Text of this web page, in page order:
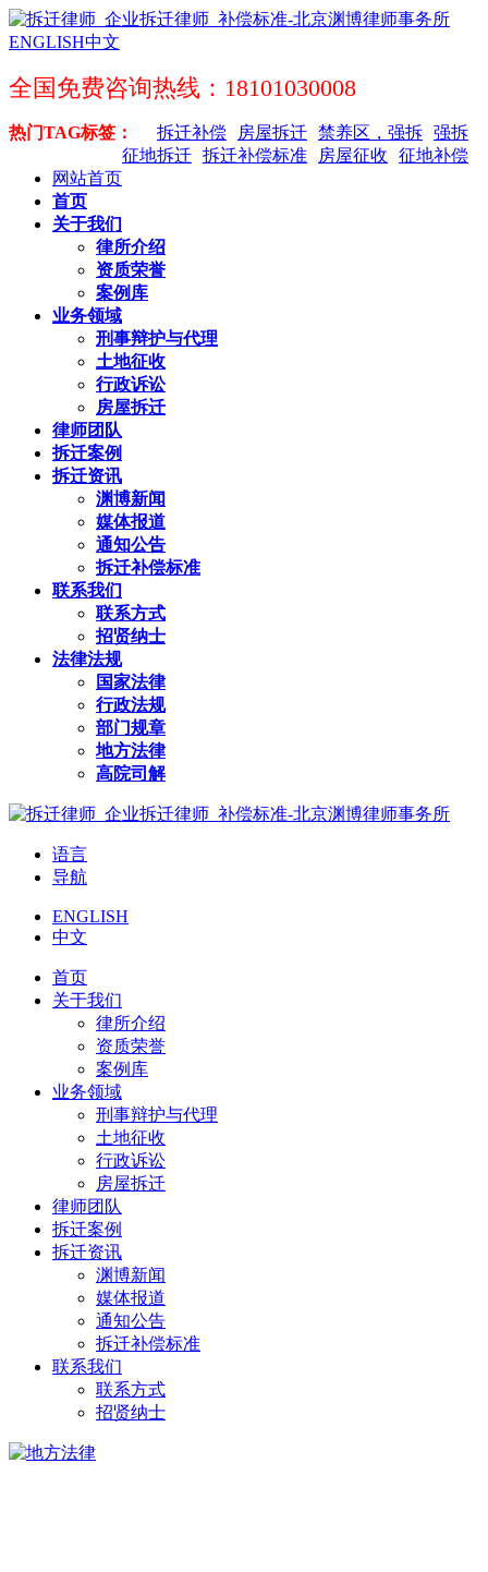
ENGLISH中文
全国免费咨询热线：18101030008
热门TAG标签： 强拆
禁养区，强拆
房屋拆迁
拆迁补偿
征地补偿
房屋征收
拆迁补偿标准
征地拆迁
网站首页
首页
关于我们
律所介绍
资质荣誉
案例库
业务领域
刑事辩护与代理
土地征收
行政诉讼
房屋拆迁
律师团队
拆迁案例
拆迁资讯
渊博新闻
媒体报道
通知公告
拆迁补偿标准
联系我们
联系方式
招贤纳士
法律法规
国家法律
行政法规
部门规章
地方法律
高院司解
语言
导航
ENGLISH
中文
首页
关于我们
律所介绍
资质荣誉
案例库
业务领域
刑事辩护与代理
土地征收
行政诉讼
房屋拆迁
律师团队
拆迁案例
拆迁资讯
渊博新闻
媒体报道
通知公告
拆迁补偿标准
联系我们
联系方式
招贤纳士